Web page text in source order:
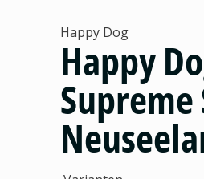
Happy Dog
Happy